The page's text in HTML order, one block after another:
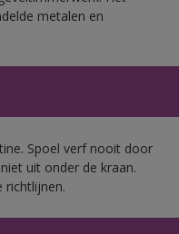
metalen en
Spoel verf nooit door
uit onder de kraan.
richtlijnen.